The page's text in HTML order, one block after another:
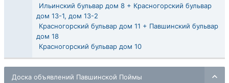
Ильинский бульвар дом 8 + Красногорский бульвар
дом 13-1, дом 13-2
Красногорский бульвар дом 11 + Павшинский бульвар
дом 18
Красногорский бульвар дом 10
Доска объявлений Павшинской Поймы